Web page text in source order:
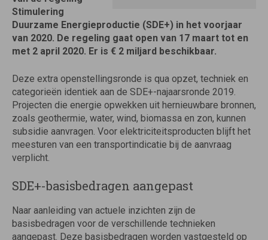
Stimulering
Duurzame Energieproductie (SDE+) in het voorjaar
van 2020. De regeling gaat open van 17 maart tot en
met 2 april 2020. Er is € 2 miljard beschikbaar.
Deze extra openstellingsronde is qua opzet, techniek en
categorieën identiek aan de SDE+-najaarsronde 2019.
Projecten die energie opwekken uit hernieuwbare bronnen,
zoals geothermie, water, wind, biomassa en zon, kunnen
subsidie aanvragen. Voor elektriciteitsproducten blijft het
meesturen van een transportindicatie bij de aanvraag
verplicht.
SDE+-basisbedragen aangepast
Naar aanleiding van actuele inzichten zijn de
basisbedragen voor de verschillende technieken
aangepast. Deze basisbedragen worden vastgesteld op